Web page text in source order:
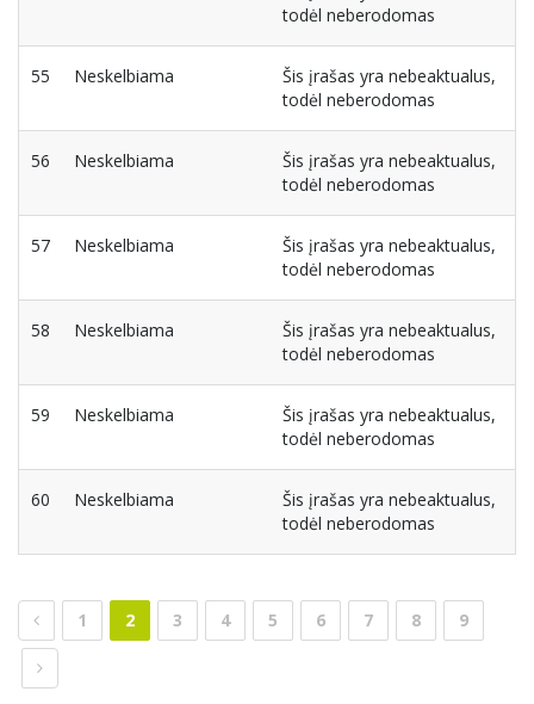
todėl neberodomas
55 Neskelbiama
Šis įrašas yra nebeaktualus,
todėl neberodomas
56 Neskelbiama
Šis įrašas yra nebeaktualus,
todėl neberodomas
57 Neskelbiama
Šis įrašas yra nebeaktualus,
todėl neberodomas
58 Neskelbiama
Šis įrašas yra nebeaktualus,
todėl neberodomas
59 Neskelbiama
Šis įrašas yra nebeaktualus,
todėl neberodomas
60 Neskelbiama
Šis įrašas yra nebeaktualus,
todėl neberodomas
1 2 3 4 5 6 7 8 9